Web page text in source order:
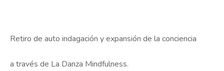
Retiro de auto indagación y expansión de la conciencia
a través de La Danza Mindfulness.